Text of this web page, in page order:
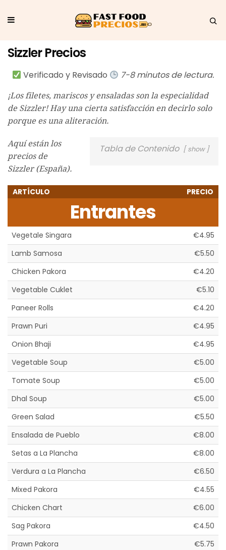
Sizzler Precios
Verificado y Revisado 7-8 minutos de lectura.
¡Los filetes, mariscos y ensaladas son la especialidad
de Sizzler! Hay una cierta satisfacción en decirlo solo
porque es una aliteración.
Tabla de Contenido show
Aquí están los
precios de
Sizzler (España).
ARTÍCULO PRECIO
Entrantes
Vegetale Singara
€4.95
Lamb Samosa
€5.50
Chicken Pakora
€4.20
Vegetable Cuklet
€5.10
Paneer Rolls
€4.20
Prawn Puri
€4.95
Onion Bhaji
€4.95
Vegetable Soup
€5.00
Tomate Soup
€5.00
Dhal Soup
€5.00
Green Salad
€5.50
Ensalada de Pueblo
€8.00
Setas a La Plancha
€8.00
Verdura a La Plancha
€6.50
Mixed Pakora
€4.55
Chicken Chart
€6.00
Sag Pakora
€4.50
Prawn Pakora
€5.75